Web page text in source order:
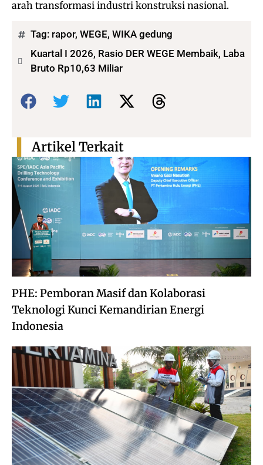
arah transformasi industri konstruksi nasional.
Tag: rapor, WEGE, WIKA gedung
Kuartal I 2026, Rasio DER WEGE Membaik, Laba
Bruto Rp10,63 Miliar
Bagikan:
PHE: Pemboran Masif dan Kolaborasi
Teknologi Kunci Kemandirian Energi
Indonesia
Artikel Terkait